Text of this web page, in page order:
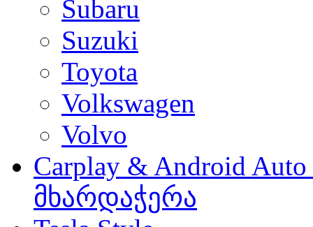
Subaru
Suzuki
Toyota
Volkswagen
Volvo
Carplay & Android
მხარდაჭერა